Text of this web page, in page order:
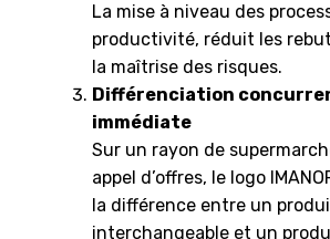
La mise à niveau des
productivité, réduit les
la maîtrise des risques.
Différenciation
immédiate
Sur un rayon de
appel d’offres, le logo
la différence entre un
interchangeable et un